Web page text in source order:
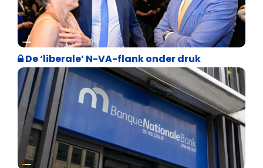
Binnenland politiek
De ‘liberale’ N-VA-flank onder druk
Binnenland politiek